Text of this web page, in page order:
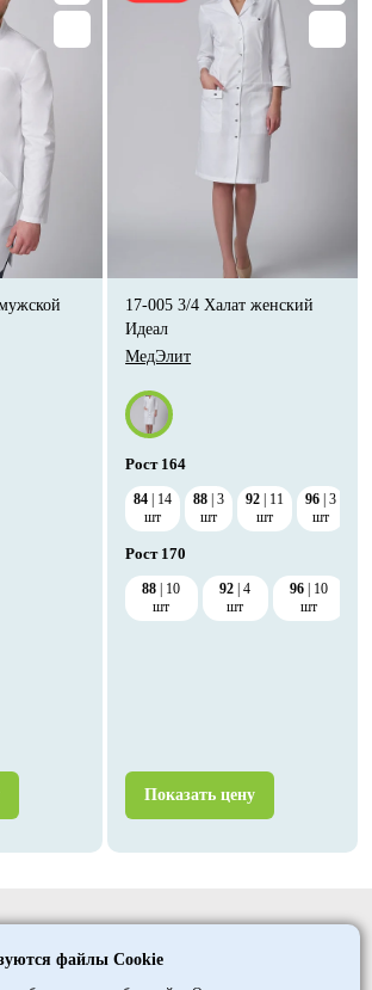
17-005 3/4 Халат женский
Идеал
МедЭлит
Рост164
84
14
шт
88 3
шт
92
11
шт
96 3
шт
Рост170
88
10
шт
92 4
шт
96
10
шт
Показать цену
©1997- 2026
файлы Cookie